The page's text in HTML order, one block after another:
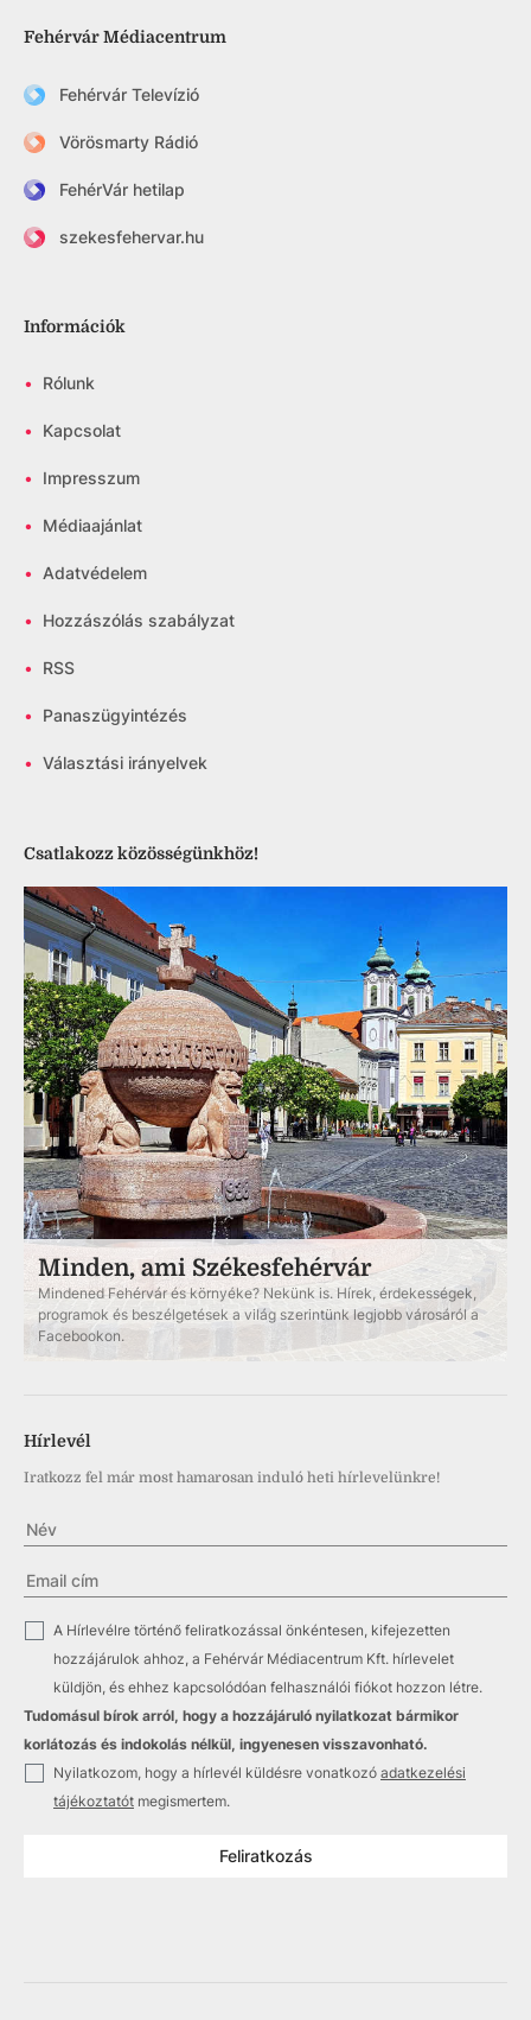
Fehérvár Médiacentrum
Fehérvár Televízió
Vörösmarty Rádió
FehérVár hetilap
szekesfehervar.hu
Információk
• Rólunk
• Kapcsolat
• Impresszum
• Médiaajánlat
• Adatvédelem
• Hozzászólás szabályzat
• RSS
• Panaszügyintézés
• Választási irányelvek
Csatlakozz közösségünkhöz!
Minden, ami Székesfehérvár
Mindened Fehérvár és környéke? Nekünk is. Hírek, érdekességek,
programok és beszélgetések a világ szerintünk legjobb városáról a
Facebookon.
Hírlevél
Iratkozz fel már most hamarosan induló heti hírlevelünkre!
A Hírlevélre történő feliratkozással önkéntesen, kifejezetten
hozzájárulok ahhoz, a Fehérvár Médiacentrum Kft. hírlevelet
küldjön, és ehhez kapcsolódóan felhasználói fiókot hozzon létre.
Tudomásul bírok arról, hogy a hozzájáruló nyilatkozat bármikor
korlátozás és indokolás nélkül, ingyenesen visszavonható.
Nyilatkozom, hogy a hírlevél küldésre vonatkozó adatkezelési
tájékoztatót megismertem.
Feliratkozás